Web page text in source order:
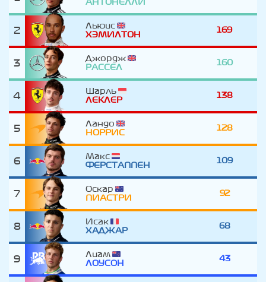
АНТОНЕЛЛИ
2
Льюис
ХЭМИЛТОН
169
3
Джордж
РАССЕЛ
160
4
Шарль
ЛЕКЛЕР
138
5
Ландо
НОРРИС
128
6
Макс
ФЕРСТАППЕН
109
7
Оскар
ПИАСТРИ
92
8
Исак
ХАДЖАР
68
9
Лиам
ЛОУСОН
43